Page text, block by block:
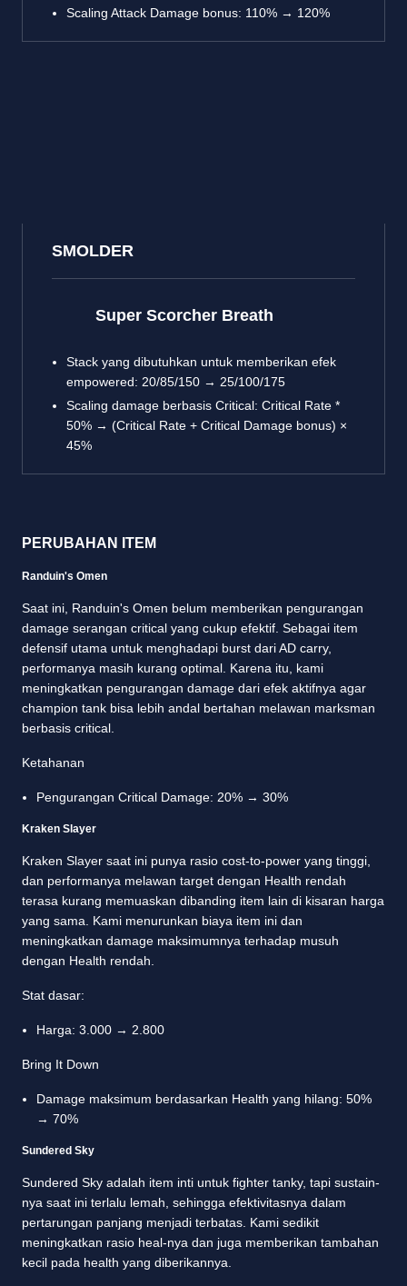
Scaling Attack Damage bonus: 110% → 120%
SMOLDER
Super Scorcher Breath
Stack yang dibutuhkan untuk memberikan efek
empowered: 20/85/150 → 25/100/175
Scaling damage berbasis Critical: Critical Rate *
50% → (Critical Rate + Critical Damage bonus) ×
45%
PERUBAHAN ITEM
Randuin's Omen
Saat ini, Randuin's Omen belum memberikan pengurangan
damage serangan critical yang cukup efektif. Sebagai item
defensif utama untuk menghadapi burst dari AD carry,
performanya masih kurang optimal. Karena itu, kami
meningkatkan pengurangan damage dari efek aktifnya agar
champion tank bisa lebih andal bertahan melawan marksman
berbasis critical.
Ketahanan
Pengurangan Critical Damage: 20% → 30%
Kraken Slayer
Kraken Slayer saat ini punya rasio cost-to-power yang tinggi,
dan performanya melawan target dengan Health rendah
terasa kurang memuaskan dibanding item lain di kisaran harga
yang sama. Kami menurunkan biaya item ini dan
meningkatkan damage maksimumnya terhadap musuh
dengan Health rendah.
Stat dasar:
Harga: 3.000 → 2.800
Bring It Down
Damage maksimum berdasarkan Health yang hilang: 50%
→ 70%
Sundered Sky
Sundered Sky adalah item inti untuk fighter tanky, tapi sustain-
nya saat ini terlalu lemah, sehingga efektivitasnya dalam
pertarungan panjang menjadi terbatas. Kami sedikit
meningkatkan rasio heal-nya dan juga memberikan tambahan
kecil pada health yang diberikannya.